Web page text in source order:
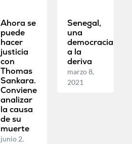
Ahora se
puede
hacer
justicia
con
Thomas
Sankara.
Conviene
analizar
la causa
de su
muerte
junio 2,
Senegal,
una
democracia
a la
deriva
marzo 8,
2021